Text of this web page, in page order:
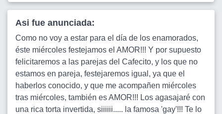
Asi fue anunciada:
Como no voy a estar para el día de los enamorados,
éste miércoles festejamos el AMOR!!! Y por supuesto
felicitaremos a las parejas del Cafecito, y los que no
estamos en pareja, festejaremos igual, ya que el
haberlos conocido, y que me acompañen miércoles
tras miércoles, también es AMOR!!! Los agasajaré con
una rica torta invertida, siiiiii..... la famosa 'gay'!!! Te lo